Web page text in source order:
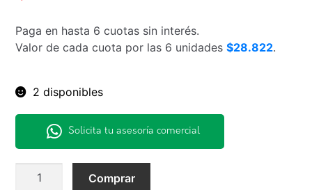
$186.764.
$172.929.
Paga en hasta 6 cuotas sin interés.
Valor de cada cuota por las 6 unidades$28.822.
2 disponibles
Solicita tu asesoría comercial
225/55R18
Comprar